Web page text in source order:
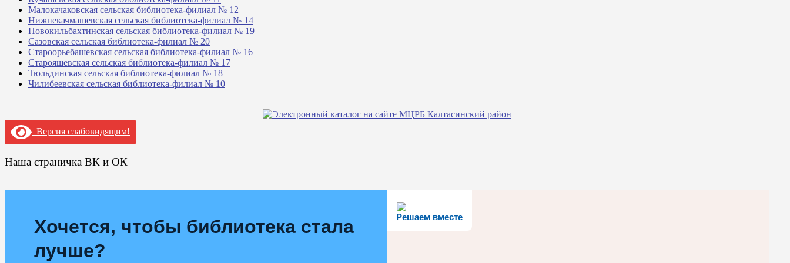
Малокачаковская сельская библиотека-филиал № 12
Нижнекачмашевская сельская библиотека-филиал № 14
Новокильбахтинская сельская библиотека-филиал № 19
Сазовская сельская библиотека-филиал № 20
Староорьебашевская сельская библиотека-филиал № 16
Старояшевская сельская библиотека-филиал № 17
Тюльдинская сельская библиотека-филиал № 18
Чилибеевская сельская библиотека-филиал № 10
Версия слабовидящим!
Наша страничка ВК и ОК
Решаем вместе
Хочется, чтобы библиотека стала
лучше?